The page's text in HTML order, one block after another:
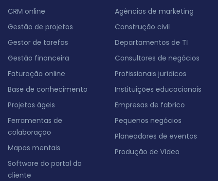
CRM online
Gestão de projetos
Gestor de tarefas
Gestão financeira
Faturação online
Base de conhecimento
Projetos ágeis
Ferramentas de
colaboração
Mapas mentais
Software do portal do
cliente
Agências de marketing
Construção civil
Departamentos de TI
Consultores de negócios
Profissionais jurídicos
Instituições educacionais
Empresas de fabrico
Pequenos negócios
Planeadores de eventos
Produção de Vídeo